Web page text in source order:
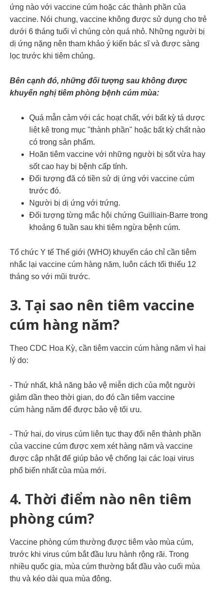
ứng nào với vaccine cúm hoặc các thành phần của
vaccine. Nói chung, vaccine không được sử dụng cho trẻ
dưới 6 tháng tuổi vì chúng còn quá nhỏ. Những người bị
dị ứng nặng nên tham khảo ý kiến bác sĩ và được sàng
lọc trước khi tiêm chủng.
Bên cạnh đó, những đối tượng sau không được
khuyến nghị tiêm phòng bệnh cúm mùa:
Quá mẫn cảm với các hoạt chất, với bất kỳ tá dược
liệt kê trong mục "thành phần" hoặc bất kỳ chất nào
có trong sản phẩm.
Hoãn tiêm vaccine với những người bị sốt vừa hay
sốt cao hay bị bệnh cấp tính.
Đối tượng đã có tiền sử dị ứng với vaccine cúm
trước đó.
Người bị dị ứng với trứng.
Đối tượng từng mắc hội chứng Guilliain-Barre trong
khoảng 6 tuần sau khi tiêm ngừa bệnh cúm.
Tổ chức Y tế Thế giới (WHO) khuyến cáo chỉ cần tiêm
nhắc lại vaccine cúm hàng năm, luôn cách tối thiểu 12
tháng so với mũi trước.
3. Tại sao nên tiêm vaccine
cúm hàng năm?
Theo CDC Hoa Kỳ, cần tiêm vaccin cúm hàng năm vì hai
lý do:
- Thứ nhất, khả năng bảo vệ miễn dịch của một người
giảm dần theo thời gian, do đó cần tiêm vaccine
cúm hàng năm để được bảo vệ tối ưu.
- Thứ hai, do virus cúm liên tục thay đổi nên thành phần
của vaccine cúm được xem xét hàng năm và vaccine
được cập nhật để giúp bảo vệ chống lại các loại virus
phổ biến nhất của mùa mới.
4. Thời điểm nào nên tiêm
phòng cúm?
Vaccine phòng cúm thường được tiêm vào mùa cúm,
trước khi virus cúm bắt đầu lưu hành rộng rãi. Trong
nhiều quốc gia, mùa cúm thường bắt đầu vào cuối mùa
thu và kéo dài qua mùa đông.